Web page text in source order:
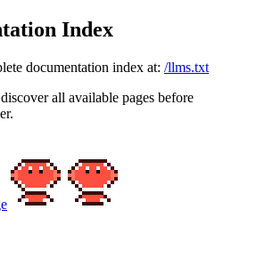
Index
documentation index at: /llms.txt
all available pages before